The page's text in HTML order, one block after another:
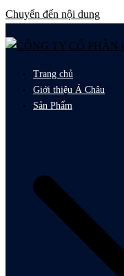
Chuyển đến nội dung
Trang chủ
Giới thiệu Á Châu
Sản Phẩm